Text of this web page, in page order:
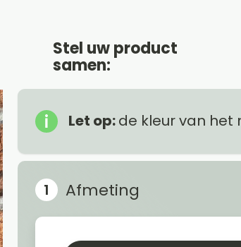
Stel uw product
samen:
Let op:de kleur van het
Afmeting